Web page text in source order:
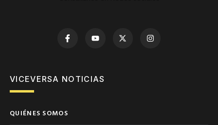
VICEVERSA NOTICIAS
QUIÉNES SOMOS